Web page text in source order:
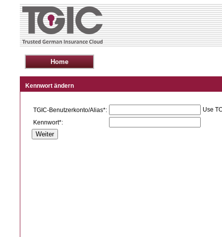
Kennwort ändern
TGIC-Benutzerkonto/Alias*:
Use
Kennwort*: